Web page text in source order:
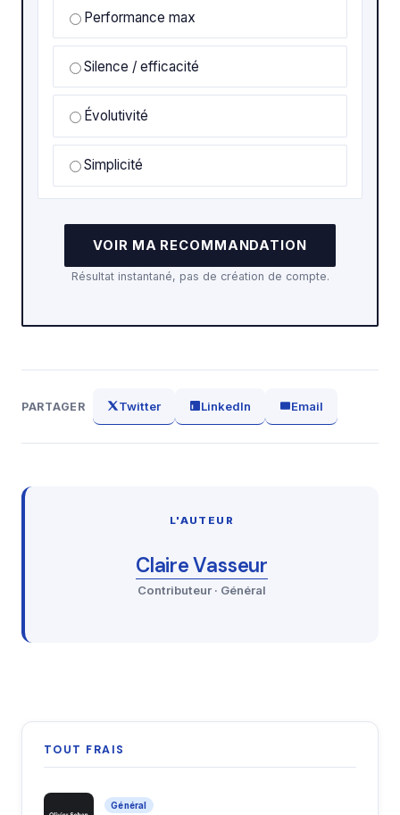
Performance max
Silence / efficacité
Évolutivité
Simplicité
VOIR MA RECOMMANDATION
Résultat instantané, pas de création de compte.
PARTAGER Twitter LinkedIn Email
L'AUTEUR
Claire Vasseur
Contributeur · Général
TOUT FRAIS
Général